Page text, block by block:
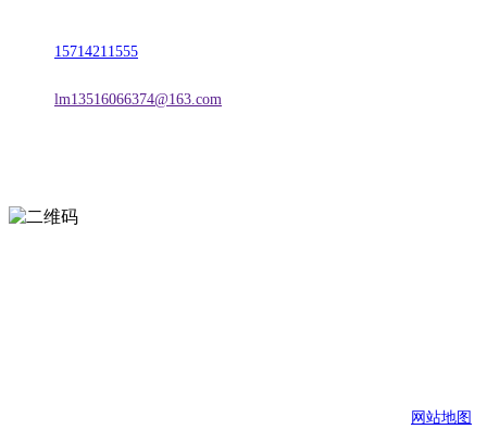
15714211555
lm13516066374@163.com
网站地图